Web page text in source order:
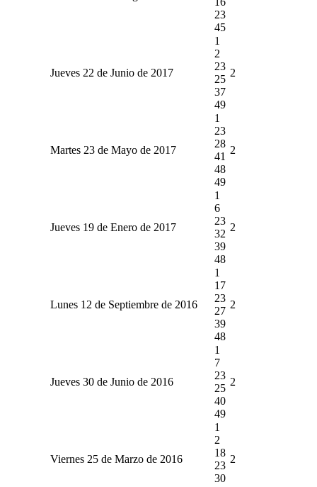
23
45
Jueves 22 de Junio de 2017
1
2
23
25
37
49
2
Martes 23 de Mayo de 2017
1
23
28
41
48
49
2
Jueves 19 de Enero de 2017
1
6
23
32
39
48
2
Lunes 12 de Septiembre de 2016
1
17
23
27
39
48
2
Jueves 30 de Junio de 2016
1
7
23
25
40
49
2
Viernes 25 de Marzo de 2016
1
2
18
23
30
2